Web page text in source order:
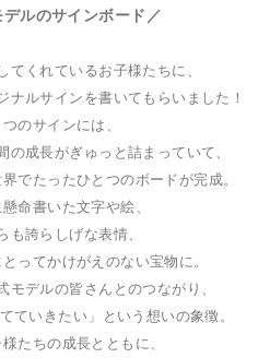
ルのサインボード／
てくれているお子様たちに、
ナルサインを書いてもらいました！
のサインには、
成長がぎゅっと詰まっていて、
でたったひとつのボードが完成。
命書いた文字や絵、
も誇らしげな表情、
ってかけがえのない宝物に。
モデルの皆さんとのつながり、
ていきたい」という想いの象徴。
たちの成長とともに、